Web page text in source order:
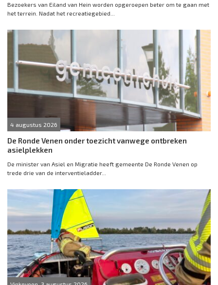
Bezoekers van Eiland van Hein worden opgeroepen beter om te gaan met
het terrein. Nadat het recreatiegebied...
4 augustus 2026
De Ronde Venen onder toezicht vanwege ontbreken
asielplekken
De minister van Asiel en Migratie heeft gemeente De Ronde Venen op
trede drie van de interventieladder...